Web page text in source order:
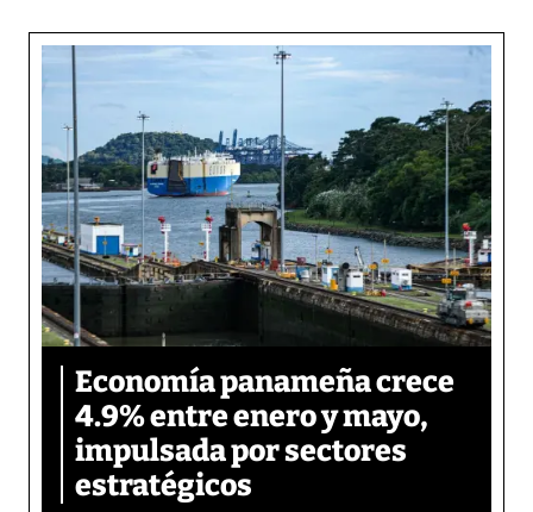
Economía panameña crece
4.9% entre enero y mayo,
impulsada por sectores
estratégicos